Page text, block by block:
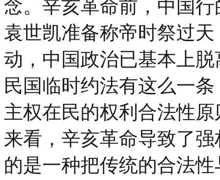
念。辛亥革命前，中国
袁世凯准备称帝时祭过
动，中国政治已基本上
民国临时约法有这么一
主权在民的权利合法性
来看，辛亥革命导致了
的是一种把传统的合法